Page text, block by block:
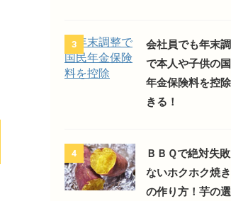
3
会社員でも年末
で本人や子供の
年金保険料を控
きる！
4
ＢＢＱで絶対失
ないホクホク焼
の作り方！芋の